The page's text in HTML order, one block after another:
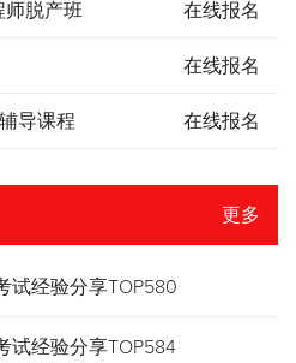
师脱产班 在线报名
在线报名
导课程 在线报名
更多
试经验分享TOP580
试经验分享TOP584